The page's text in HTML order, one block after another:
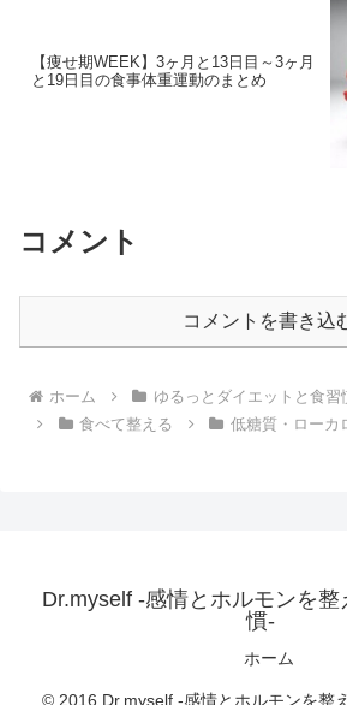
【痩せ期WEEK】3ヶ月と13日目～3ヶ月
と19日目の食事体重運動のまとめ
コメント
コメントを書き込
ホーム ゆるっとダイエットと食習
食べて整える
低糖質・ローカ
Dr.myself -感情とホルモンを
慣-
ホーム
© 2016 Dr.myself -感情とホルモンを整